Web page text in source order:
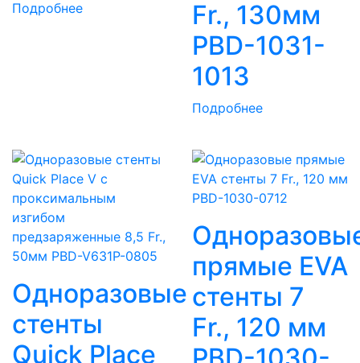
Подробнее
Fr., 130мм
PBD-1031-
1013
Подробнее
Одноразовые
стенты
Quick Place
прямые EVA
стенты 7
Fr., 120 мм